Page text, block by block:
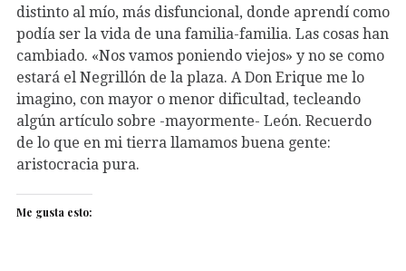
distinto al mío, más disfuncional, donde aprendí como
podía ser la vida de una familia-familia. Las cosas han
cambiado. «Nos vamos poniendo viejos» y no se como
estará el Negrillón de la plaza. A Don Erique me lo
imagino, con mayor o menor dificultad, tecleando
algún artículo sobre -mayormente- León. Recuerdo
de lo que en mi tierra llamamos buena gente:
aristocracia pura.
Me gusta esto: